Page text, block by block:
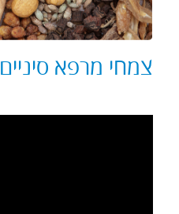
צמחי מרפא סיניים